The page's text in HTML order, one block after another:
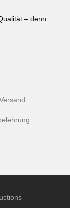
– denn